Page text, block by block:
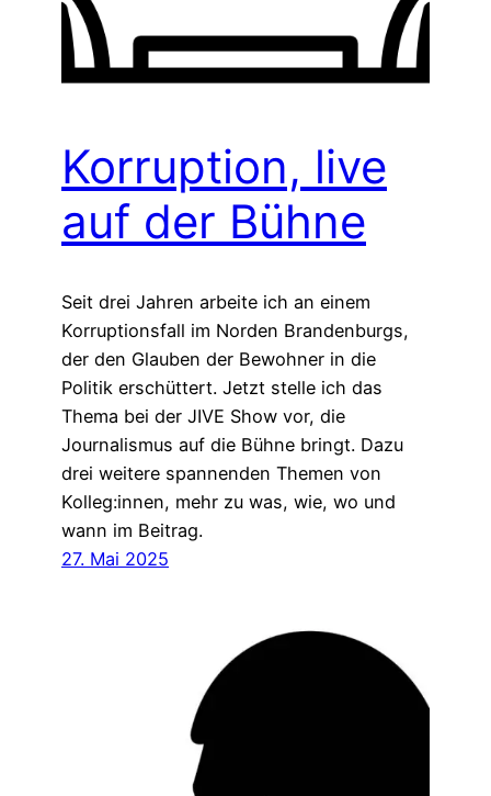
Korruption, live
auf der Bühne
Seit drei Jahren arbeite ich an einem
Korruptionsfall im Norden Brandenburgs,
der den Glauben der Bewohner in die
Politik erschüttert. Jetzt stelle ich das
Thema bei der JIVE Show vor, die
Journalismus auf die Bühne bringt. Dazu
drei weitere spannenden Themen von
Kolleg:innen, mehr zu was, wie, wo und
wann im Beitrag.
27. Mai 2025